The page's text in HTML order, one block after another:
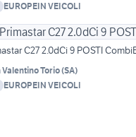
EUROPEIN VEICOLI
C27 2.0dCi 9 POSTI
Valentino Torio(SA)
EUROPEIN VEICOLI